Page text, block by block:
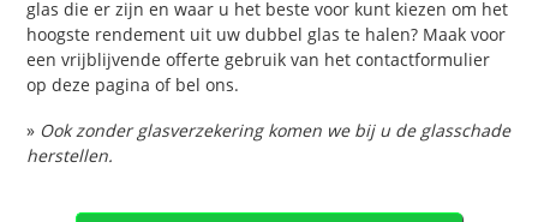
glas die er zijn en waar u het beste voor kunt kiezen om het
hoogste rendement uit uw dubbel glas te halen? Maak voor
een vrijblijvende offerte gebruik van het contactformulier
op deze pagina of bel ons.
» Ook zonder glasverzekering komen we bij u de glasschade
herstellen.